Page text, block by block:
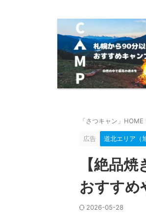
「さつキャン」HOME
広告 道北エリア（
【絶品
おすすめ
2026-05-28